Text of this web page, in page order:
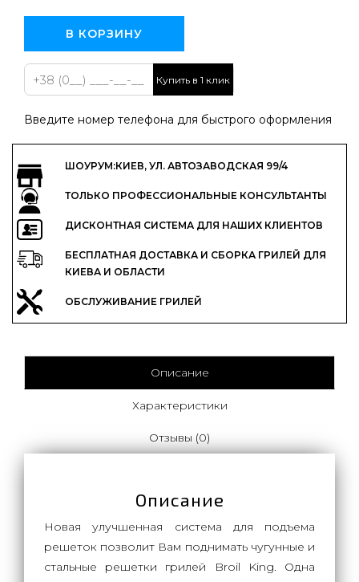
В КОРЗИНУ
Купить в 1 клик
Введите номер телефона для быстрого оформления
ШОУРУМ:КИЕВ, УЛ. АВТОЗАВОДСКАЯ 99/4
ТОЛЬКО ПРОФЕССИОНАЛЬНЫЕ КОНСУЛЬТАНТЫ
ДИСКОНТНАЯ СИСТЕМА ДЛЯ НАШИХ КЛИЕНТОВ
БЕСПЛАТНАЯ ДОСТАВКА И СБОРКА ГРИЛЕЙ ДЛЯ
КИЕВА И ОБЛАСТИ
ОБСЛУЖИВАНИЕ ГРИЛЕЙ
Описание
Характеристики
Отзывы (0)
Описание
Новая улучшенная система для подъема
решеток позволит Вам поднимать чугунные и
стальные решетки грилей Broil King. Одна